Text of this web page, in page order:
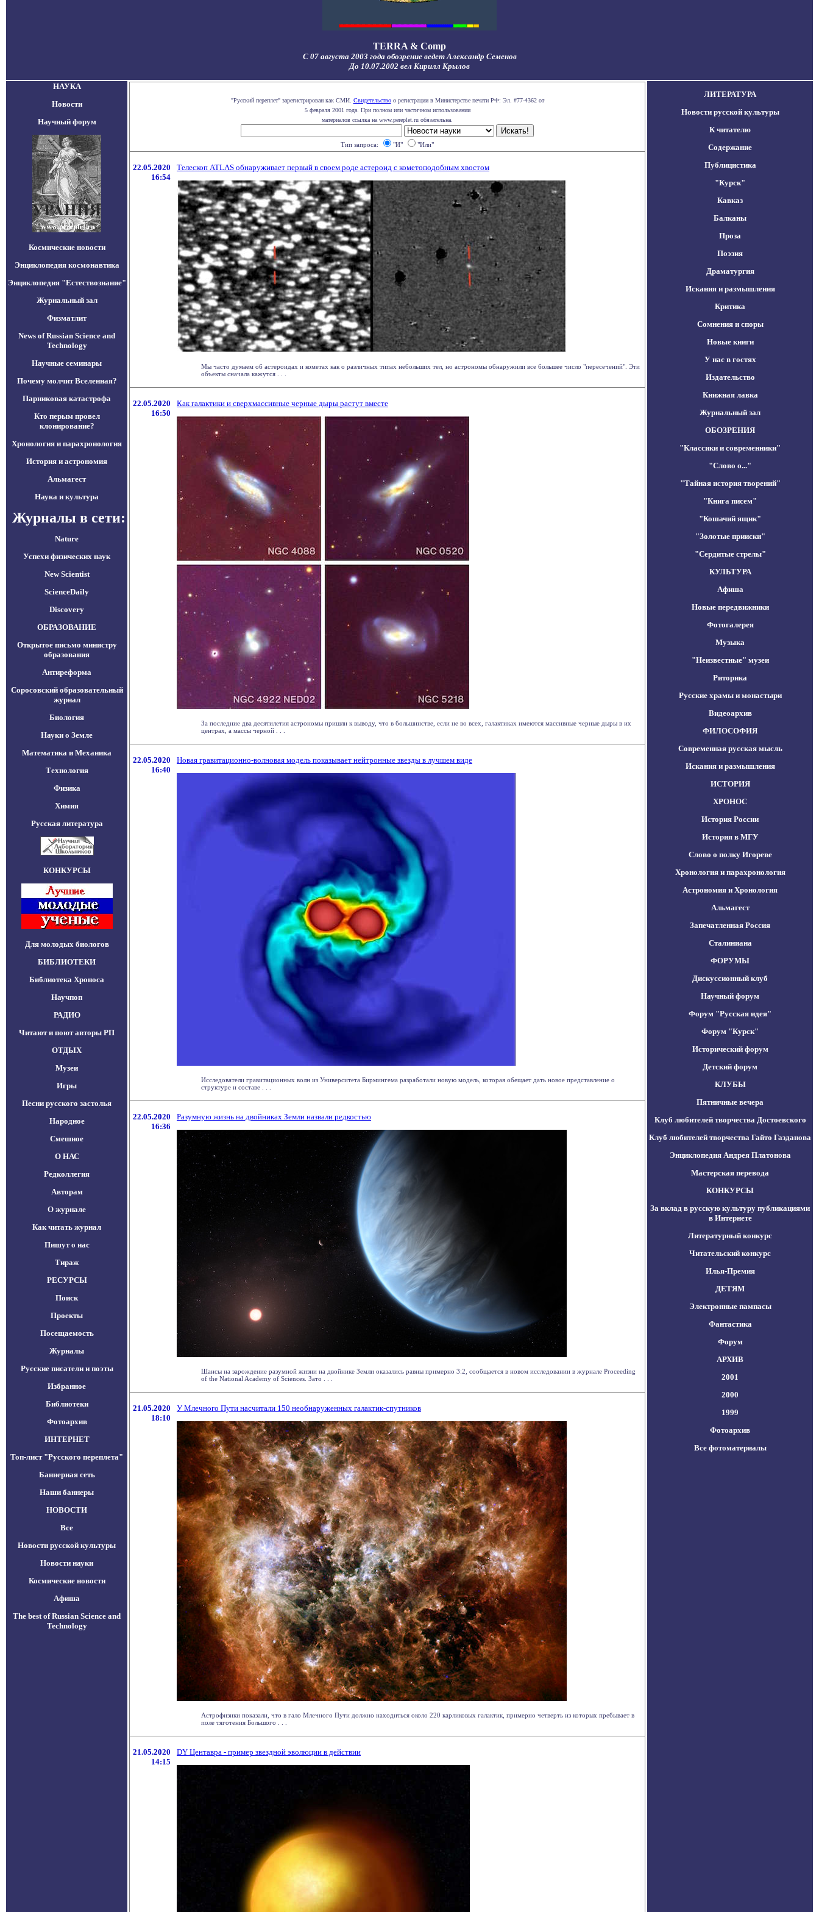
TERRA & Comp
С 07 августа 2003 года обозрение ведет Александр Семенов
До 10.07.2002 вел Кирилл Крылов
НАУКА
Новости
Научный форум
Космические новости
Энциклопедия космонавтика
Энциклопедия "Естествознание"
Журнальный зал
Физматлит
News of Russian Science and
Technology
Научные семинары
Почему молчит Вселенная?
Парниковая катастрофа
Кто перым провел
клонирование?
Хронология и парахронология
История и астрономия
Альмагест
Наука и культура
Журналы в сети:
Nature
Успехи физических наук
New Scientist
ScienceDaily
Discovery
ОБРАЗОВАНИЕ
Открытое письмо министру
образования
Антиреформа
Соросовский образовательный
журнал
Биология
Науки о Земле
Математика и Механика
Технология
Физика
Химия
Русская литература
КОНКУРСЫ
Для молодых биологов
БИБЛИОТЕКИ
Библиотека Хроноса
Научпоп
РАДИО
Читают и поют авторы РП
ОТДЫХ
Музеи
Игры
Песни русского застолья
Народное
Смешное
О НАС
Редколлегия
Авторам
О журнале
Как читать журнал
Пишут о нас
Тираж
РЕСУРСЫ
Поиск
Проекты
Посещаемость
Журналы
Русские писатели и поэты
Избранное
Библиотеки
Фотоархив
ИНТЕРНЕТ
Топ-лист "Русского переплета"
Баннерная сеть
Наши баннеры
НОВОСТИ
Все
Новости русской культуры
Новости науки
Космические новости
Афиша
The best of Russian Science and
Technology
"Русский переплет" зарегистрирован как СМИ. Свидетельствоо регистрации в Министерстве печати РФ: Эл. #77-4362 от
5 февраля 2001 года. При полном или частичном использовании
материалов ссылка на www.pereplet.ru обязательна.
Тип запроса: "И" "Или"
22.05.2020
16:54
Телескоп ATLAS обнаруживает первый в своем роде астероид с кометоподобным хвостом
Мы часто думаем об астероидах и кометах как о различных типах небольших тел, но астрономы обнаружили все большее число "пересечений". Эти
объекты сначала кажутся . . .
22.05.2020
16:50
Как галактики и сверхмассивные черные дыры растут вместе
За последние два десятилетия астрономы пришли к выводу, что в большинстве, если не во всех, галактиках имеются массивные черные дыры в их
центрах, а массы черной . . .
22.05.2020
16:40
Новая гравитационно-волновая модель показывает нейтронные звезды в лучшем виде
Исследователи гравитационных волн из Университета Бирмингема разработали новую модель, которая обещает дать новое представление о
структуре и составе . . .
22.05.2020
16:36
Разумную жизнь на двойниках Земли назвали редкостью
Шансы на зарождение разумной жизни на двойнике Земли оказались равны примерно 3:2, сообщается в новом исследовании в журнале Proceeding
of the National Academy of Sciences. Зато . . .
21.05.2020
18:10
У Млечного Пути насчитали 150 необнаруженных галактик-спутников
Астрофизики показали, что в гало Млечного Пути должно находиться около 220 карликовых галактик, примерно четверть из которых пребывает в
поле тяготения Большого . . .
21.05.2020
14:15
DY Центавра - пример звездной эволюции в действии
ЛИТЕРАТУРА
Новости русской культуры
К читателю
Содержание
Публицистика
"Курск"
Кавказ
Балканы
Проза
Поэзия
Драматургия
Искания и размышления
Критика
Сомнения и споры
Новые книги
У нас в гостях
Издательство
Книжная лавка
Журнальный зал
ОБОЗРЕНИЯ
"Классики и современники"
"Слово о..."
"Тайная история творений"
"Книга писем"
"Кошачий ящик"
"Золотые прииски"
"Сердитые стрелы"
КУЛЬТУРА
Афиша
Новые передвижники
Фотогалерея
Музыка
"Неизвестные" музеи
Риторика
Русские храмы и монастыри
Видеоархив
ФИЛОСОФИЯ
Современная русская мысль
Искания и размышления
ИСТОРИЯ
ХРОНОС
История России
История в МГУ
Слово о полку Игореве
Хронология и парахронология
Астрономия и Хронология
Альмагест
Запечатленная Россия
Сталиниана
ФОРУМЫ
Дискуссионный клуб
Научный форум
Форум "Русская идея"
Форум "Курск"
Исторический форум
Детский форум
КЛУБЫ
Пятничные вечера
Клуб любителей творчества Достоевского
Клуб любителей творчества Гайто Газданова
Энциклопедия Андрея Платонова
Мастерская перевода
КОНКУРСЫ
За вклад в русскую культуру публикациями
в Интернете
Литературный конкурс
Читательский конкурс
Илья-Премия
ДЕТЯМ
Электронные пампасы
Фантастика
Форум
АРХИВ
2001
2000
1999
Фотоархив
Все фотоматериалы